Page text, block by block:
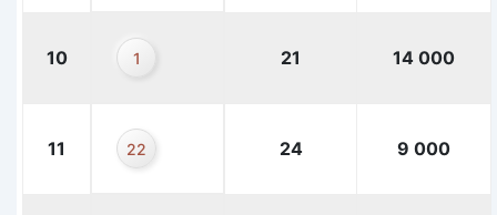
10 1 21 14 000
11 22 24 9 000